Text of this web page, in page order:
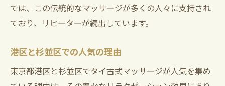
アロマオイルの選び方と効果
ストレッチと指圧の組み合わせ
施術後の効果を最大化するために
港区で体験する本格タイ古式マッサージの魅力
では、この伝統的なマッサージが多くの人々に支持され
ており、リピーターが続出しています。
港区と杉並区での人気の理由
東京都港区と杉並区でタイ古式マッサージが人気を集め